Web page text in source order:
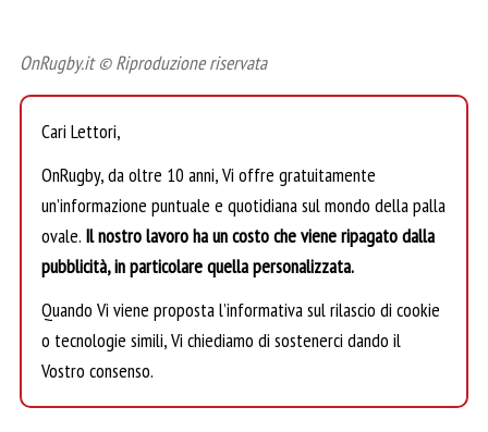
OnRugby.it © Riproduzione riservata
Cari Lettori,
OnRugby, da oltre 10 anni, Vi offre gratuitamente
un’informazione puntuale e quotidiana sul mondo della palla
ovale. Il nostro lavoro ha un costo che viene ripagato dalla
pubblicità, in particolare quella personalizzata.
Quando Vi viene proposta l’informativa sul rilascio di cookie
o tecnologie simili, Vi chiediamo di sostenerci dando il
Vostro consenso.